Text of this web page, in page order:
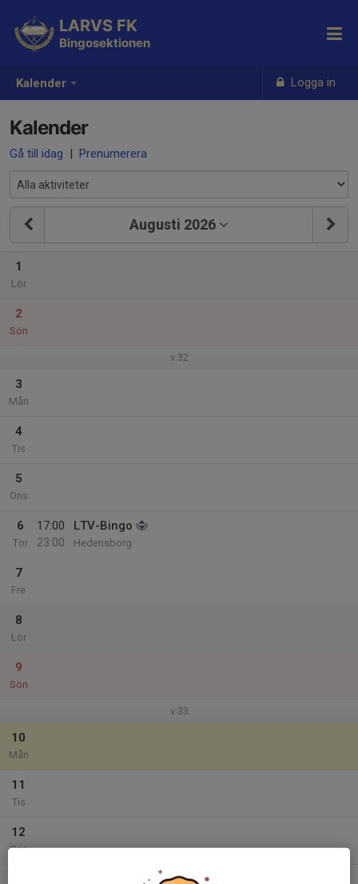
Kalender Logga in
LARVS FK
Bingosektionen
Kalender
Gå till idag | Prenumerera
Augusti 2026
1
Lör
2
Sön
v.32
3
Mån
4
Tis
5
Ons
6
Tor
17:00
23:00
LTV-Bingo
Hedensborg
7
Fre
8
Lör
9
Sön
v.33
10
Mån
11
Tis
12
Ons